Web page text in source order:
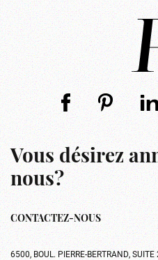
Vous désirez
nous?
CONTACTEZ-NOUS
6500, BOUL. PIERRE-BERTRAND,